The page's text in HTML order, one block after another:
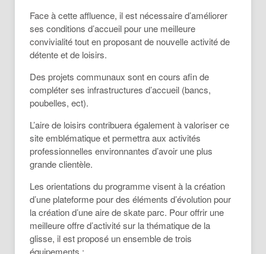
Face à cette affluence, il est nécessaire d’améliorer
ses conditions d’accueil pour une meilleure
convivialité tout en proposant de nouvelle activité de
détente et de loisirs.
Des projets communaux sont en cours afin de
compléter ses infrastructures d’accueil (bancs,
poubelles, ect).
L’aire de loisirs contribuera également à valoriser ce
site emblématique et permettra aux activités
professionnelles environnantes d’avoir une plus
grande clientèle.
Les orientations du programme visent à la création
d’une plateforme pour des éléments d’évolution pour
la création d’une aire de skate parc. Pour offrir une
meilleure offre d’activité sur la thématique de la
glisse, il est proposé un ensemble de trois
équipements :